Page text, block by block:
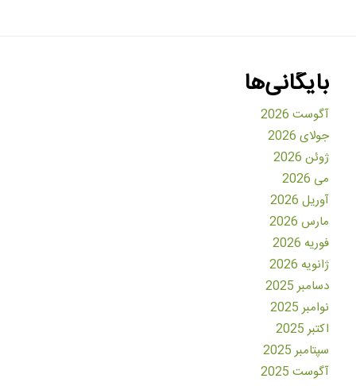
بایگانی‌ها
آگوست 2026
جولای 2026
ژوئن 2026
می 2026
آوریل 2026
مارس 2026
فوریه 2026
ژانویه 2026
دسامبر 2025
نوامبر 2025
اکتبر 2025
سپتامبر 2025
آگوست 2025